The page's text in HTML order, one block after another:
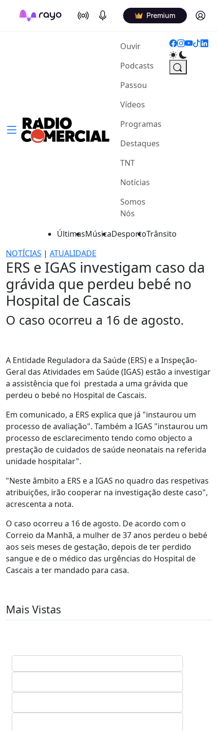
On Air Podcasts Premium Log in
Ouvir(current)
Podcasts
Passou
Vídeos
Programas
Destaques
TNT
Notícias
Somos
Nós
ÚltimasMúsicaDesportoTrânsito
NOTÍCIAS | ATUALIDADE
ERS e IGAS investigam caso da
grávida que perdeu bebé no
Hospital de Cascais
O caso ocorreu a 16 de agosto.
A Entidade Reguladora da Saúde (ERS) e a Inspeção-
Geral das Atividades em Saúde (IGAS) estão a investigar
a assistência que foi prestada a uma grávida que
perdeu o bebé no Hospital de Cascais.
Em comunicado, a ERS explica que já "instaurou um
processo de avaliação". Também a IGAS "instaurou um
processo de esclarecimento tendo como objecto a
prestação de cuidados de saúde neonatais na referida
unidade hospitalar".
"Neste âmbito a ERS e a IGAS no quadro das respetivas
atribuições, irão cooperar na investigação deste caso",
acrescenta a nota.
O caso ocorreu a 16 de agosto. De acordo com o
Correio da Manhã, a mulher de 37 anos perdeu o bebé
aos seis meses de gestação, depois de ter perdido
sangue e de o médico das urgências do Hospital de
Cascais a ter mandado para casa.
Mais Vistas